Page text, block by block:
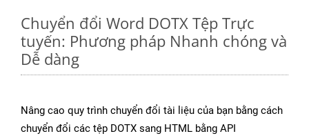
Chuyển đổi Word DOTX Tệp Trực
tuyến: Phương pháp Nhanh chóng và
Dễ dàng
Nâng cao quy trình chuyển đổi tài liệu của bạn bằng cách
chuyển đổi các tệp DOTX sang HTML bằng API